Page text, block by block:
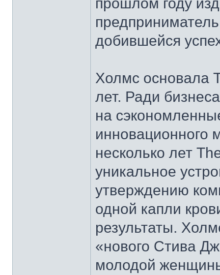
добившейся
Холмс основала
лет. Ради
на
инновационного
несколько лет
уникальное
утверждению
одной капли
результаты.
«нового Стива
молодой